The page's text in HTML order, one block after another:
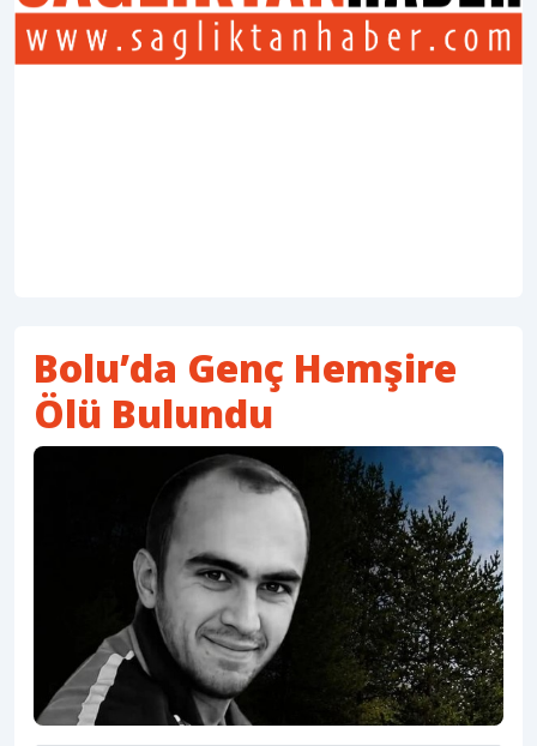
Bolu’da Genç Hemşire
Ölü Bulundu